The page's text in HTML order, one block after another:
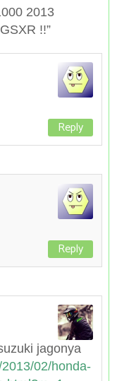
2013
!!”
Reply
Reply
jagonya
02/honda-